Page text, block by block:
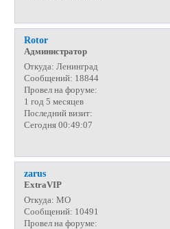
Rotor
Администратор
Откуда: Ленинград
Сообщений: 18844
Провел на форуме:
1 год 5 месяцев
Последний визит:
Сегодня 00:49:07
zarus
ExtraVIP
Откуда: МО
Сообщений: 10491
Провел на форуме: